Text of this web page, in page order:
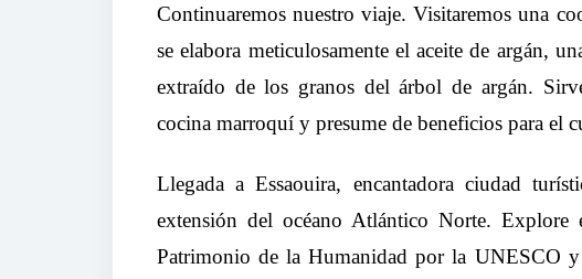
Continuaremos nuestro viaje. Visitaremos una
se elabora meticulosamente el aceite de argán,
extraído de los granos del árbol de argán.
cocina marroquí y presume de beneficios para el
Llegada a Essaouira, encantadora ciudad
extensión del océano Atlántico Norte. Explore
Patrimonio de la Humanidad por la UNESCO